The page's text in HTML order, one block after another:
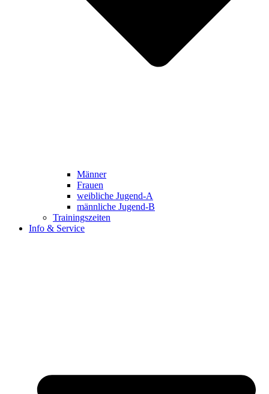
Männer
Frauen
weibliche Jugend-A
männliche Jugend-B
Trainingszeiten
Info & Service